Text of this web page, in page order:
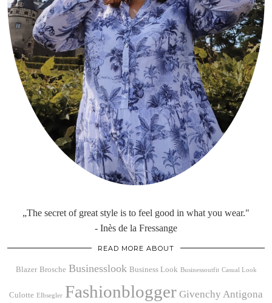
„The secret of great style is to feel good in what you wear."
- Inès de la Fressange
READ MORE ABOUT
Blazer Brosche Businesslook Business Look Businessoutfit Casual Look
Culotte Elbsegler Fashionblogger Givenchy Antigona